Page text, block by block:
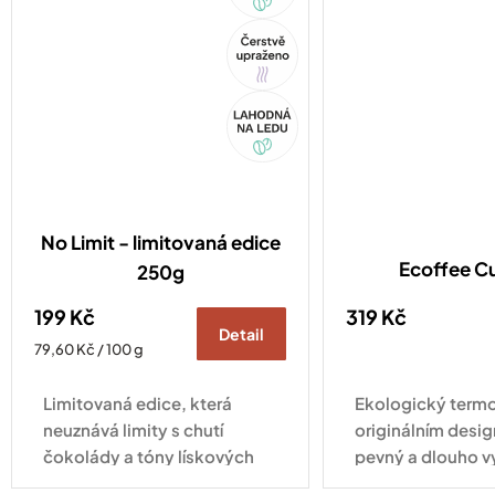
Tip
No Limit - limitovaná edice
250g
199 Kč
Měrná
79,60 Kč / 100 g
Detail
Limitovaná edice, která
neuznává limity s chutí
čokolády a tóny lískových
oříšků.
Ecoffee
319 Kč
Ekologický
originálním
pevný a dlouho
pro každodenní